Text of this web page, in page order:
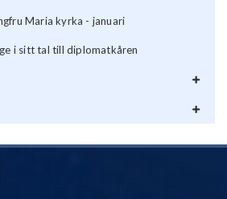
Maria kyrka - januari
i sitt tal till diplomatkåren